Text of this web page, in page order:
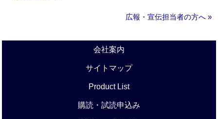
広報・宣伝担当者の方へ »
会社案内
サイトマップ
Product List
購読・試読申込み